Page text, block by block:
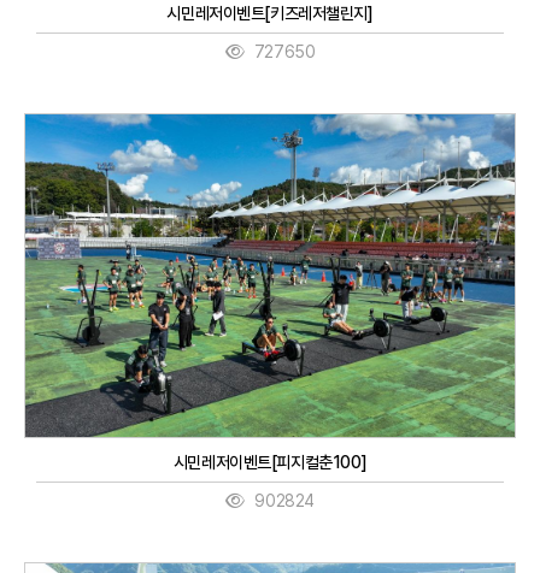
시민레저이벤트[키즈레저챌린지]
727650
시민레저이벤트[피지컬춘100]
902824